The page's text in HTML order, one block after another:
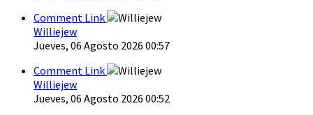
Comment Link
Williejew
Jueves, 06 Agosto 2026 00:57
Comment Link
Williejew
Jueves, 06 Agosto 2026 00:52